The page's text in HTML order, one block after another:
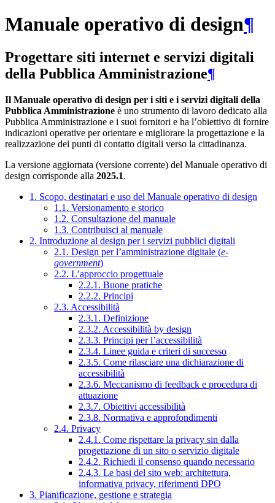
Manuale operativo di design¶
Progettare siti internet e servizi digitali
della Pubblica Amministrazione¶
Il Manuale operativo di design per i siti e i servizi digitali della
Pubblica Amministrazione è uno strumento di lavoro dedicato alla
Pubblica Amministrazione e i suoi fornitori e ha l’obiettivo di fornire
indicazioni operative per orientare e migliorare la progettazione e la
realizzazione dei punti di contatto digitali verso la cittadinanza.
La versione aggiornata (versione corrente) del Manuale operativo di
design corrisponde alla 2025.1.
1. Scopo, destinatari e uso del Manuale operativo di design
1.1. Versionamento e storico
1.2. Consultazione del manuale
1.3. Contribuisci al manuale
2. Introduzione al design per i servizi pubblici digitali
2.1. Design per l’amministrazione digitale (e-
government)
2.2. L’approccio progettuale
2.2.1. Buone pratiche
2.2.2. Principi
2.3. Accessibilità
2.3.1. Definizione
2.3.2. Accessibilità by design
2.3.3. Principi per l’accessibilità
2.3.4. Linee guida e criteri di successo
2.3.5. Come rilasciare una dichiarazione di
accessibilità
2.3.6. Meccanismo di feedback e procedura di
attuazione
2.3.7. Obiettivi accessibilità
2.3.8. Normativa e approfondimenti
2.4. Privacy
2.4.1. Come rispettare la privacy sin dalla
progettazione di un sito o servizio digitale
2.4.2. Richiedi il consenso quando necessario
2.4.3. Le basi del sito web: architettura,
informativa privacy, riferimenti DPO
3. Pianificazione, gestione e strategia